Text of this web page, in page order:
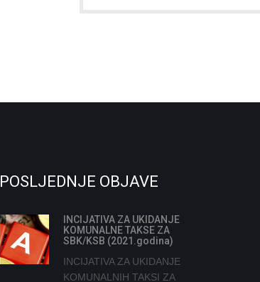
POSLJEDNJE OBJAVE
INCIJATIVA ZA UKIDANJE
KOMUNALNE TAKSE ZA
SBK/KSB (2021.godina)
INCIJATIVA ZA UKIDANJE
KOMUNALNIH TAKSI ZA